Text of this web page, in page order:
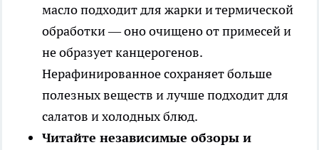
масло подходит для жарки и термической
обработки — оно очищено от примесей и
не образует канцерогенов.
Нерафинированное сохраняет больше
полезных веществ и лучше подходит для
салатов и холодных блюд.
Читайте независимые обзоры и